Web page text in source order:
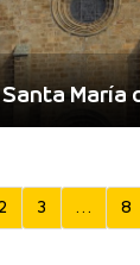
María
2 3 … 8